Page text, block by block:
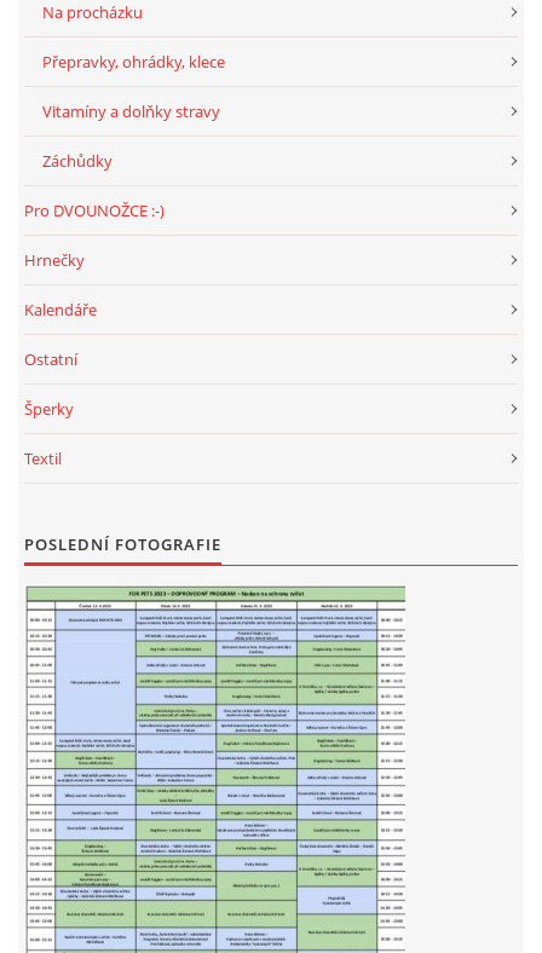
Na procházku
Přepravky, ohrádky, klece
Vitamíny a dolňky stravy
Záchůdky
Pro DVOUNOŽCE :-)
Hrnečky
Kalendáře
Ostatní
Šperky
Textil
POSLEDNÍ FOTOGRAFIE